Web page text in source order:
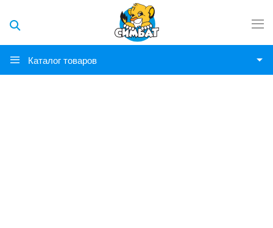
Каталог товаров